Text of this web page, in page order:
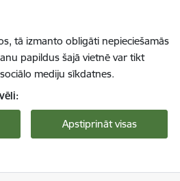
tā izmanto obligāti nepieciešamās
papildus šajā vietnē var tikt
mediju sīkdatnes.
Apstiprināt visas